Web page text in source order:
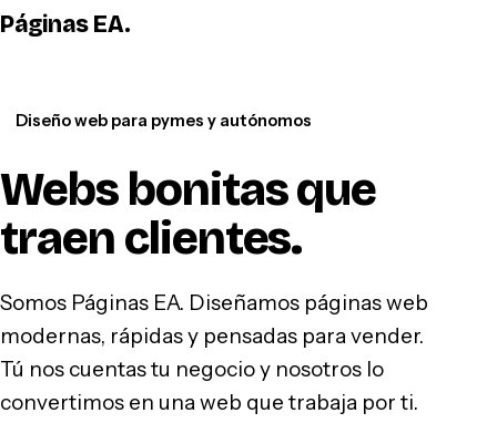
Páginas EA.
Diseño web para pymes y autónomos
Webs bonitas que
traen clientes.
Somos Páginas EA. Diseñamos páginas web
modernas, rápidas y pensadas para vender.
Tú nos cuentas tu negocio y nosotros lo
convertimos en una web que trabaja por ti.